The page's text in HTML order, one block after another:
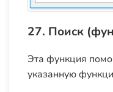
27. Поиск
Эта функция
указанную